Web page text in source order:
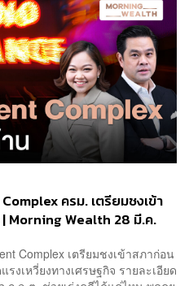
ครม. เตรียมชงเข้า
Morning Wealth 28 มี.ค.
Complex เตรียมชงเข้าสภาก่อน
งเหวี่ยงทางเศรษฐกิจ รายละเอียด